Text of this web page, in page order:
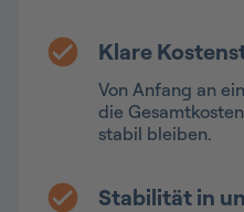
Klare
Von Anfang an
die
stabil bleiben.
Stabilität in